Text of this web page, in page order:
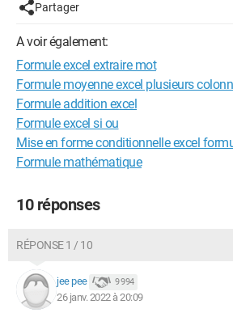
Je souhaiterai avoir une colonne "date",
enfin une "Prix".
Et qu'il n'y ait que les informations dans
colonne "Prix" juste 12.00€
Savez-vous quelle formule mettre en
colonne puissent donner la bonne
Un grand merci par avance !!
Partager
A voir également:
Formule excel extraire mot
Formule moyenne excel plusieurs
Formule addition excel
Formule excel si ou
Mise en forme conditionnelle excel
Formule mathématique
10 réponses
RÉPONSE 1 / 10
jee pee 9 994
26 janv. 2022 à 20:09